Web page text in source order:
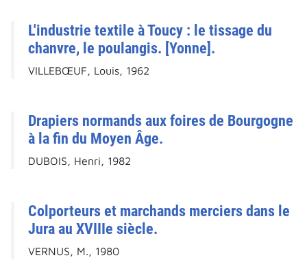
L'industrie textile à Toucy : le tissage du
chanvre, le poulangis. [Yonne].
VILLEBŒUF, Louis, 1962
Drapiers normands aux foires de Bourgogne
à la fin du Moyen Âge.
DUBOIS, Henri, 1982
Colporteurs et marchands merciers dans le
Jura au XVIIIe siècle.
VERNUS, M., 1980